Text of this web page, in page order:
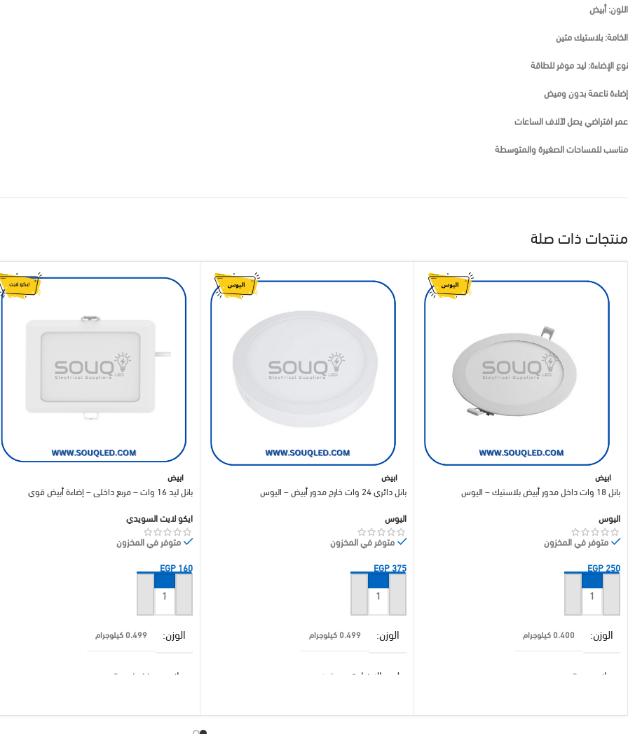
اللون: أبيض
الخامة: بلاستيك متين
نوع الإضاءة: ليد موفر للطاقة
إضاءة ناعمة بدون وميض
عمر افتراضي يصل لآلاف الساعات
مناسب للمساحات الصغيرة والمتوسطة
منتجات ذات صلة
ابيض
بانل 18 وات داخل مدور أبيض بلاستيك – اليوس
اليوس
متوفر في المخزون
EGP250
إضافة إلى السلة
الوزن 0.400 كيلوجرام
براند اليوس
لون الاضاءة ابيض
ابيض
بانل دائري 24 وات خارج مدور أبيض – اليوس
اليوس
متوفر في المخزون
EGP375
إضافة إلى السلة
الوزن 0.499 كيلوجرام
لون الاضاءة ابيض
براند اليوس
ابيض
بانل ليد 16 وات – مربع داخلي – إضاءة أبيض قوي
ايكو لايت السويدي
متوفر في المخزون
EGP160
إضافة إلى السلة
الوزن 0.499 كيلوجرام
براند ايكو لايت السويدي
لون الاضاءة ابيض